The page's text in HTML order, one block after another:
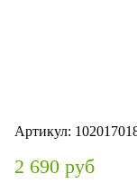
Артикул:
2 690 руб